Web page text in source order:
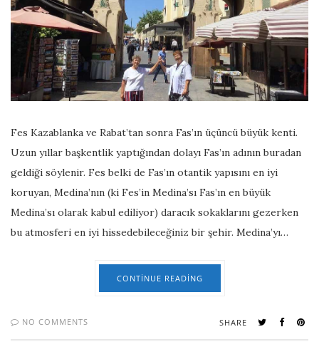
Fes Kazablanka ve Rabat’tan sonra Fas’ın üçüncü büyük kenti.
Uzun yıllar başkentlik yaptığından dolayı Fas’ın adının buradan
geldiği söylenir. Fes belki de Fas’ın otantik yapısını en iyi
koruyan, Medina’nın (ki Fes’in Medina’sı Fas’ın en büyük
Medina’sı olarak kabul ediliyor) daracık sokaklarını gezerken
bu atmosferi en iyi hissedebileceğiniz bir şehir. Medina’yı…
CONTINUE READING
NO COMMENTS SHARE